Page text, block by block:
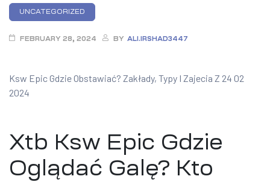
Categories
UNCATEGORIZED
FEBRUARY 28, 2024 BY ALI.IRSHAD3447
Ksw Epic Gdzie Obstawiać? Zakłady, Typy I Zajecia Z 24 02
2024
Xtb Ksw Epic Gdzie
Oglądać Galę? Kto